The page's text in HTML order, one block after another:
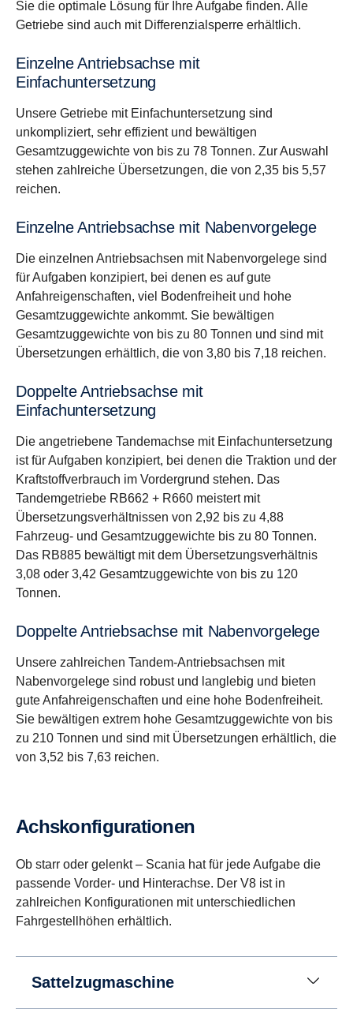
Sie die optimale Lösung für Ihre Aufgabe finden. Alle
Getriebe sind auch mit Differenzialsperre erhältlich.
Einzelne Antriebsachse mit
Einfachuntersetzung
Unsere Getriebe mit Einfachuntersetzung sind
unkompliziert, sehr effizient und bewältigen
Gesamtzuggewichte von bis zu 78 Tonnen. Zur Auswahl
stehen zahlreiche Übersetzungen, die von 2,35 bis 5,57
reichen.
Einzelne Antriebsachse mit Nabenvorgelege
Die einzelnen Antriebsachsen mit Nabenvorgelege sind
für Aufgaben konzipiert, bei denen es auf gute
Anfahreigenschaften, viel Bodenfreiheit und hohe
Gesamtzuggewichte ankommt. Sie bewältigen
Gesamtzuggewichte von bis zu 80 Tonnen und sind mit
Übersetzungen erhältlich, die von 3,80 bis 7,18 reichen.
Doppelte Antriebsachse mit
Einfachuntersetzung
Die angetriebene Tandemachse mit Einfachuntersetzung
ist für Aufgaben konzipiert, bei denen die Traktion und der
Kraftstoffverbrauch im Vordergrund stehen. Das
Tandemgetriebe RB662 + R660 meistert mit
Übersetzungsverhältnissen von 2,92 bis zu 4,88
Fahrzeug- und Gesamtzuggewichte bis zu 80 Tonnen.
Das RB885 bewältigt mit dem Übersetzungsverhältnis
3,08 oder 3,42 Gesamtzuggewichte von bis zu 120
Tonnen.
Doppelte Antriebsachse mit Nabenvorgelege
Unsere zahlreichen Tandem-Antriebsachsen mit
Nabenvorgelege sind robust und langlebig und bieten
gute Anfahreigenschaften und eine hohe Bodenfreiheit.
Sie bewältigen extrem hohe Gesamtzuggewichte von bis
zu 210 Tonnen und sind mit Übersetzungen erhältlich, die
von 3,52 bis 7,63 reichen.
Achskon­fi­gu­ra­tionen
Ob starr oder gelenkt – Scania hat für jede Aufgabe die
passende Vorder- und Hinterachse. Der V8 ist in
zahlreichen Konfigurationen mit unterschiedlichen
Fahrgestellhöhen erhältlich.
Sattelzugmaschine